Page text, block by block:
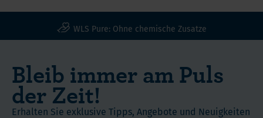
WLS Pure: Ohne chemische Zusatze
Bleib immer am Puls
der Zeit!
Erhalten Sie exklusive Tipps, Angebote und Neuigkeiten